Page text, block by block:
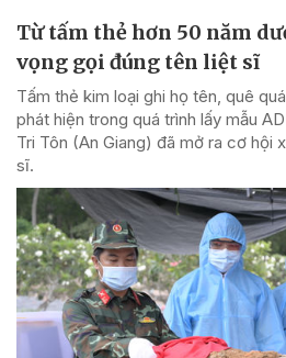
Từ tấm thẻ hơn 50 năm
vọng gọi đúng tên liệt sĩ
Tấm thẻ kim loại ghi họ tên, quê
phát hiện trong quá trình lấy mẫu
Tri Tôn (An Giang) đã mở ra cơ hội
sĩ.